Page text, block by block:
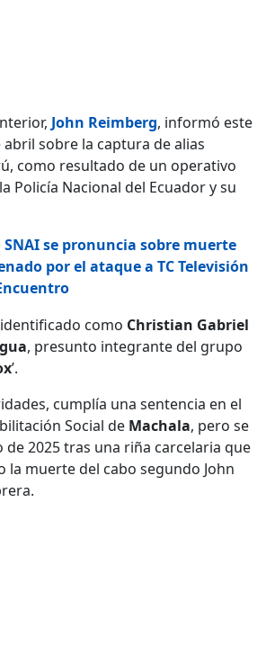
John Reimberg, informó este
abril sobre la captura de alias
como resultado de un operativo
Policía Nacional del Ecuador y su
SNAI se pronuncia sobre muerte
por el ataque a TC Televisión
como Christian Gabriel
, presunto integrante del grupo
’.
cumplía una sentencia en el
Social de Machala, pero se
de 2025 tras una riña carcelaria que
la muerte del cabo segundo John